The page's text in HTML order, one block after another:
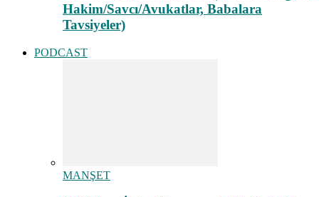
Hakim/Savcı/Avukatlar, Babalara
Tavsiyeler)
PODCAST
MANŞET